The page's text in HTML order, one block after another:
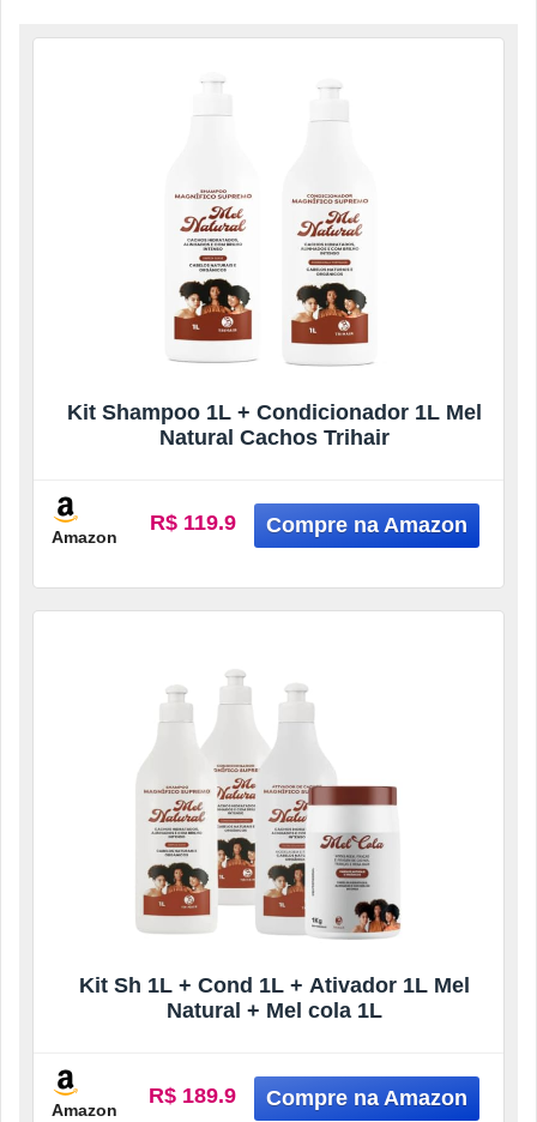
Kit Shampoo 1L + Condicionador 1L Mel
Natural Cachos Trihair
Amazon
R$ 119.9
Kit Sh 1L + Cond 1L + Ativador 1L Mel
Natural + Mel cola 1L
Amazon
R$ 189.9